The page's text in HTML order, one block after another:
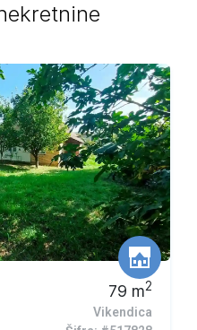
79 m2
Vikendica